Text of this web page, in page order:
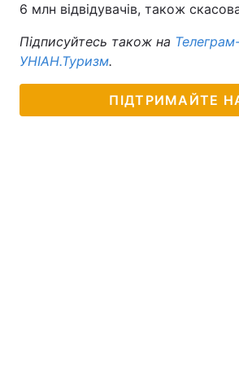
6 млн відвідувачів, також
Підписуйтесь також на
УНІАН.Туризм.
ПІДТРИМАЙТЕ